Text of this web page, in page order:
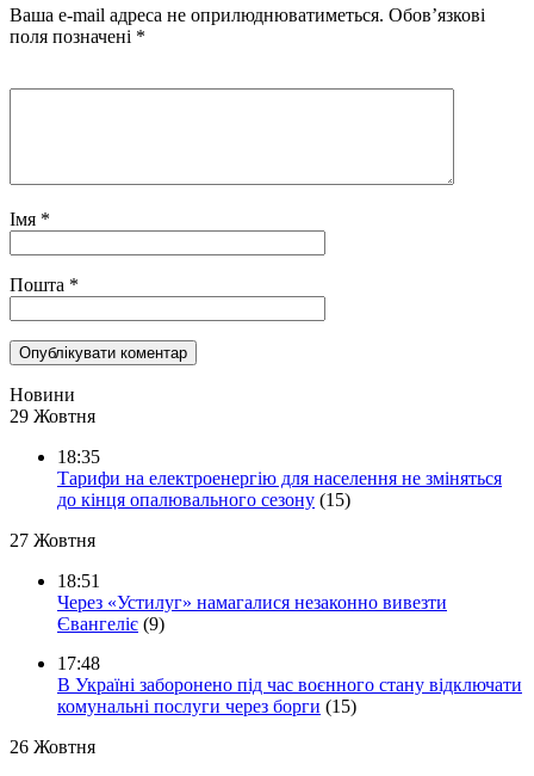
Ваша e-mail адреса не оприлюднюватиметься. Обов’язкові
поля позначені *
Імя *
Пошта *
Новини
29 Жовтня
18:35
Тарифи на електроенергію для населення не зміняться
до кінця опалювального сезону (15)
27 Жовтня
18:51
Через «Устилуг» намагалися незаконно вивезти
Євангеліє (9)
17:48
В Україні заборонено під час воєнного стану відключати
комунальні послуги через борги (15)
26 Жовтня